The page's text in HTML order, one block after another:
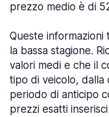
prezzo medio è di
Queste informazioni
la bassa stagione.
valori medi e che il
tipo di veicolo, dalla
periodo di anticipo
prezzi esatti